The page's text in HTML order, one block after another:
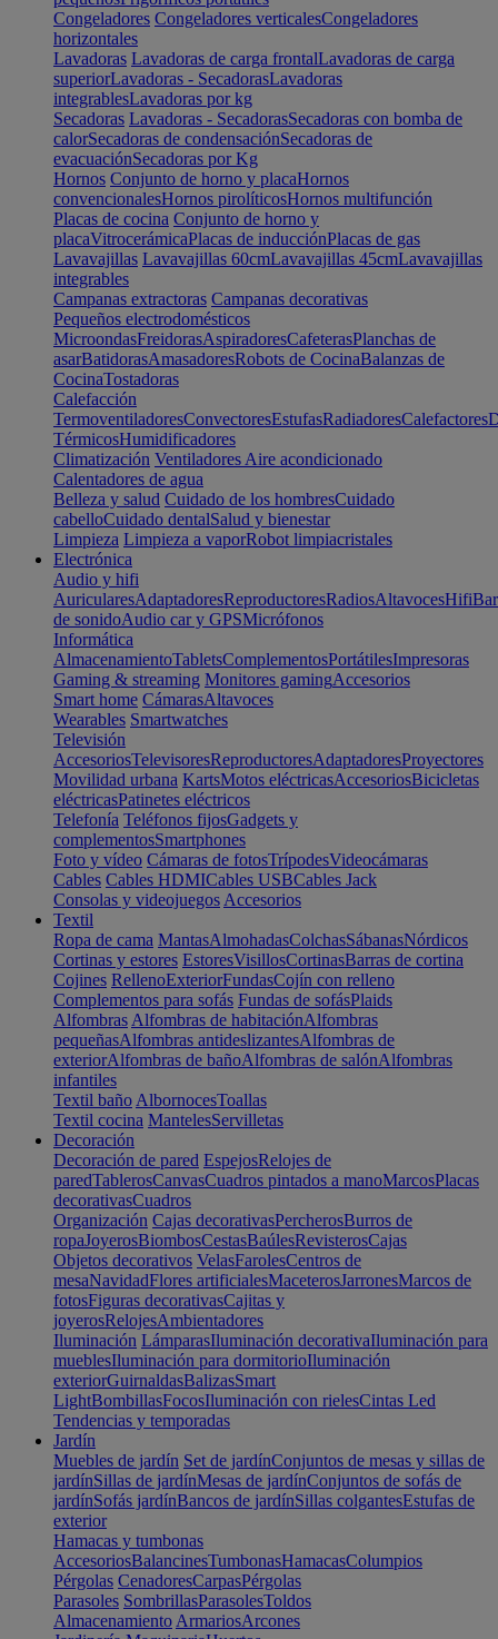
Congeladores Congeladores verticalesCongeladores
horizontales
Lavadoras Lavadoras de carga frontalLavadoras de carga
superiorLavadoras - SecadorasLavadoras
integrablesLavadoras por kg
Secadoras Lavadoras - SecadorasSecadoras con bomba de
calorSecadoras de condensaciónSecadoras de
evacuaciónSecadoras por Kg
Hornos Conjunto de horno y placaHornos
convencionalesHornos pirolíticosHornos multifunción
Placas de cocina Conjunto de horno y
placaVitrocerámicaPlacas de inducciónPlacas de gas
Lavavajillas Lavavajillas 60cmLavavajillas 45cmLavavajillas
integrables
Campanas extractoras Campanas decorativas
Pequeños electrodomésticos
MicroondasFreidorasAspiradoresCafeterasPlanchas de
asarBatidorasAmasadoresRobots de CocinaBalanzas de
CocinaTostadoras
Calefacción
TermoventiladoresConvectoresEstufasRadiadoresCalefactores
TérmicosHumidificadores
Climatización Ventiladores Aire acondicionado
Calentadores de agua
Belleza y salud Cuidado de los hombresCuidado
cabelloCuidado dentalSalud y bienestar
Limpieza Limpieza a vaporRobot limpiacristales
Electrónica
Audio y hifi
AuricularesAdaptadoresReproductoresRadiosAltavocesHifi
de sonidoAudio car y GPSMicrófonos
Informática
AlmacenamientoTabletsComplementosPortátilesImpresoras
Gaming & streaming Monitores gamingAccesorios
Smart home CámarasAltavoces
Wearables Smartwatches
Televisión
AccesoriosTelevisoresReproductoresAdaptadoresProyectores
Movilidad urbana KartsMotos eléctricasAccesoriosBicicletas
eléctricasPatinetes eléctricos
Telefonía Teléfonos fijosGadgets y
complementosSmartphones
Foto y vídeo Cámaras de fotosTrípodesVideocámaras
Cables Cables HDMICables USBCables Jack
Consolas y videojuegos Accesorios
Textil
Ropa de cama MantasAlmohadasColchasSábanasNórdicos
Cortinas y estores EstoresVisillosCortinasBarras de cortina
Cojines RellenoExteriorFundasCojín con relleno
Complementos para sofás Fundas de sofásPlaids
Alfombras Alfombras de habitaciónAlfombras
pequeñasAlfombras antideslizantesAlfombras de
exteriorAlfombras de bañoAlfombras de salónAlfombras
infantiles
Textil baño AlbornocesToallas
Textil cocina MantelesServilletas
Decoración
Decoración de pared EspejosRelojes de
paredTablerosCanvasCuadros pintados a manoMarcosPlacas
decorativasCuadros
Organización Cajas decorativasPercherosBurros de
ropaJoyerosBiombosCestasBaúlesRevisterosCajas
Objetos decorativos VelasFarolesCentros de
mesaNavidadFlores artificialesMaceterosJarronesMarcos de
fotosFiguras decorativasCajitas y
joyerosRelojesAmbientadores
Iluminación LámparasIluminación decorativaIluminación para
mueblesIluminación para dormitorioIluminación
exteriorGuirnaldasBalizasSmart
LightBombillasFocosIluminación con rielesCintas Led
Tendencias y temporadas
Jardín
Muebles de jardín Set de jardínConjuntos de mesas y sillas de
jardínSillas de jardínMesas de jardínConjuntos de sofás de
jardínSofás jardínBancos de jardínSillas colgantesEstufas de
exterior
Hamacas y tumbonas
AccesoriosBalancinesTumbonasHamacasColumpios
Pérgolas CenadoresCarpasPérgolas
Parasoles SombrillasParasolesToldos
Almacenamiento ArmariosArcones